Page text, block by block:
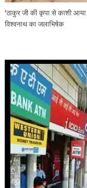
'ठाकुर जी की कृपा से काशी आया
विश्वनाथ का जलाभिषेक